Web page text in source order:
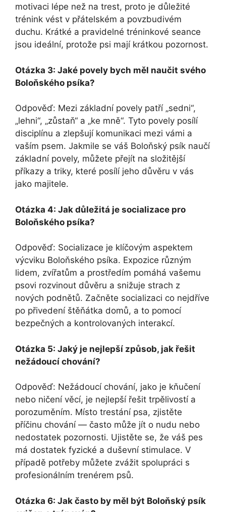
motivaci lépe než na trest, proto je důležité
trénink vést v přátelském a povzbudivém
duchu. Krátké a pravidelné tréninkové seance
jsou ideální, protože psi mají krátkou pozornost.
Otázka 3: Jaké povely bych měl naučit svého
Boloňského psíka?
Odpověď: Mezi základní povely patří „sedni“,
„lehni“, „zůstaň“ a „ke mně“. Tyto povely posílí
disciplínu a zlepšují komunikaci mezi vámi a
vaším psem. Jakmile se váš Boloňský psík naučí
základní povely, můžete přejít na složitější
příkazy a triky, které posílí jeho důvěru v vás
jako majitele.
Otázka 4: Jak důležitá je socializace pro
Boloňského psíka?
Odpověď: Socializace je klíčovým aspektem
výcviku Boloňského psíka. Expozice různým
lidem, zvířatům a prostředím pomáhá vašemu
psovi rozvinout důvěru a snižuje strach z
nových podnětů. Začněte socializaci co nejdříve
po přivedení štěňátka domů, a to pomocí
bezpečných a kontrolovaných interakcí.
Otázka 5: Jaký je nejlepší způsob, jak řešit
nežádoucí chování?
Odpověď: Nežádoucí chování, jako je kňučení
nebo ničení věcí, je nejlepší řešit trpělivostí a
porozuměním. Místo trestání psa, zjistěte
příčinu chování — často může jít o nudu nebo
nedostatek pozornosti. Ujistěte se, že váš pes
má dostatek fyzické a duševní stimulace. V
případě potřeby můžete zvážit spolupráci s
profesionálním trenérem psů.
Otázka 6: Jak často by měl být Boloňský psík